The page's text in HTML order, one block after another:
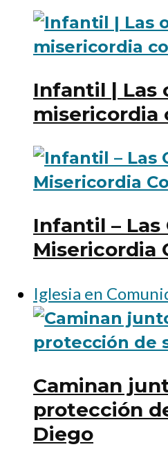
Infantil | Las
misericordia
Infantil – Las
Misericordia
Iglesia en
Caminan
protección
Diego